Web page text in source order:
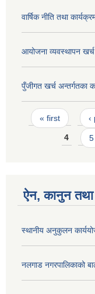
वार्षिक नीति तथा
आयोजना व्यवस्थापन खर्च
पुँजीगत खर्च अन्तर्गतका
Pages
« first ‹
4 5
ऐन, कानुन तथा
स्थानीय अनुकुलन
नलगाड नगरपालिकाको